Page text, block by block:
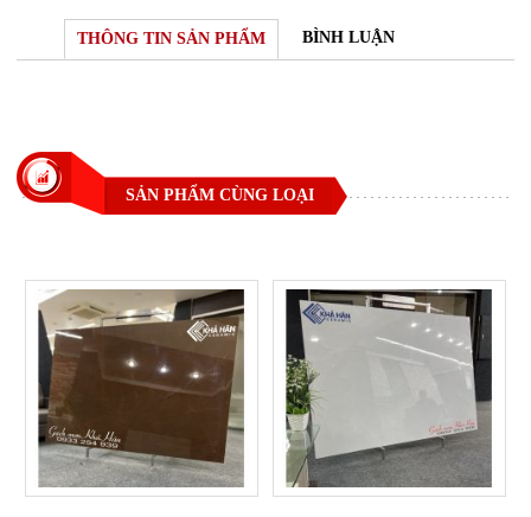
THÔNG TIN SẢN PHẨM BÌNH LUẬN
SẢN PHẨM CÙNG LOẠI